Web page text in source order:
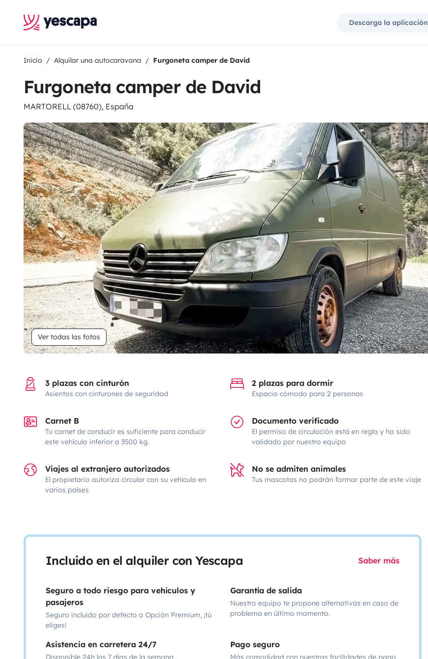
Descarga la aplicación
Inicio Alquilar una autocaravana Furgoneta camper de David
Furgoneta camper de David
MARTORELL (08760), España
Ver todas las fotos
3 plazas con cinturón
Asientos con cinturones de seguridad
2 plazas para dormir
Espacio cómodo para 2 personas
Carnet B
Tu carnet de conducir es suficiente para conducir
este vehículo inferior a 3500 kg.
Documento verificado
El permiso de circulación está en regla y ha sido
validado por nuestro equipo
Viajes al extranjero autorizados
El propietario autoriza circular con su vehículo en
varios países
No se admiten animales
Tus mascotas no podrán formar parte de este viaje
Incluido en el alquiler con Yescapa Saber más
Seguro a todo riesgo para vehículos y
pasajeros
Seguro incluido por defecto o Opción Premium, ¡tú
eliges!
Garantía de salida
Nuestro equipo te propone alternativas en caso de
problema en último momento.
Asistencia en carretera 24/7
Disponible 24h los 7 días de la semana
Pago seguro
Más comodidad con nuestras facilidades de pago